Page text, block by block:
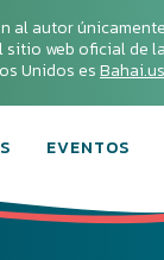
al autor
web oficial de la
Unidos esBahai.us
EVENTOS